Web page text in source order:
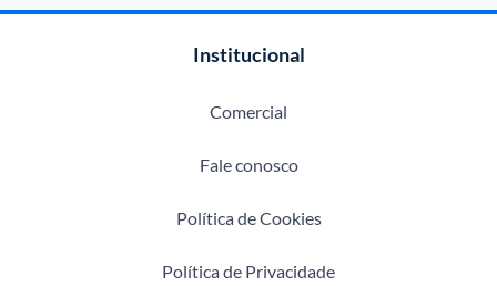
Institucional
Comercial
Fale conosco
Política de Cookies
Política de Privacidade